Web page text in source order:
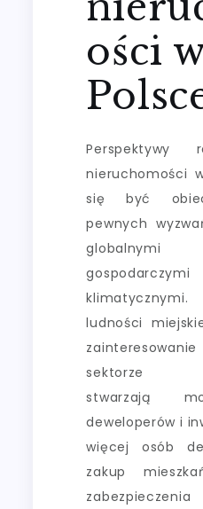
ości
Perspektywy
nieruchomości
się być
pewnych
ludności
sektorze
stwarzają
deweloperów i
więcej osób
zakup